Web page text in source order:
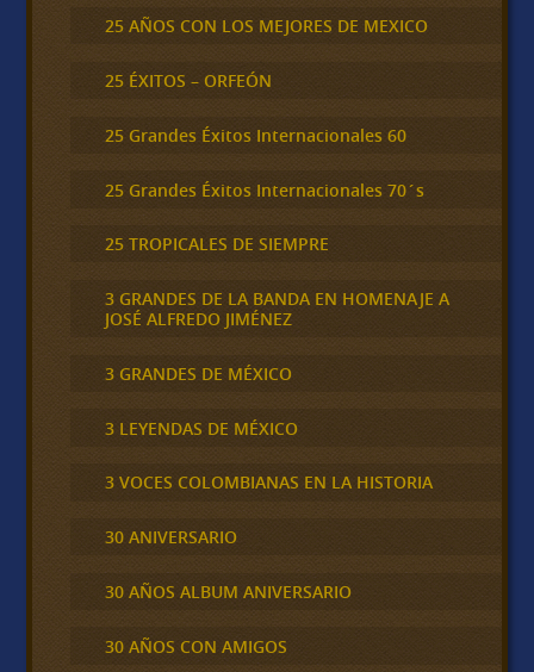
25 AÑOS CON LOS MEJORES DE MEXICO
25 ÉXITOS – ORFEÓN
25 Grandes Éxitos Internacionales 60
25 Grandes Éxitos Internacionales 70´s
25 TROPICALES DE SIEMPRE
3 GRANDES DE LA BANDA EN HOMENAJE A
JOSÉ ALFREDO JIMÉNEZ
3 GRANDES DE MÉXICO
3 LEYENDAS DE MÉXICO
3 VOCES COLOMBIANAS EN LA HISTORIA
30 ANIVERSARIO
30 AÑOS ALBUM ANIVERSARIO
30 AÑOS CON AMIGOS